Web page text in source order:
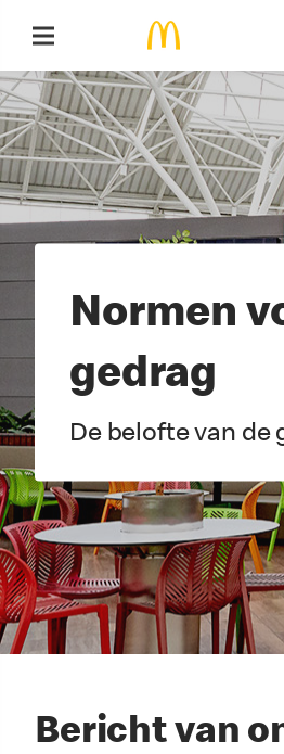
Normen
gedrag
De belofte van de
Video
Player
Bericht van